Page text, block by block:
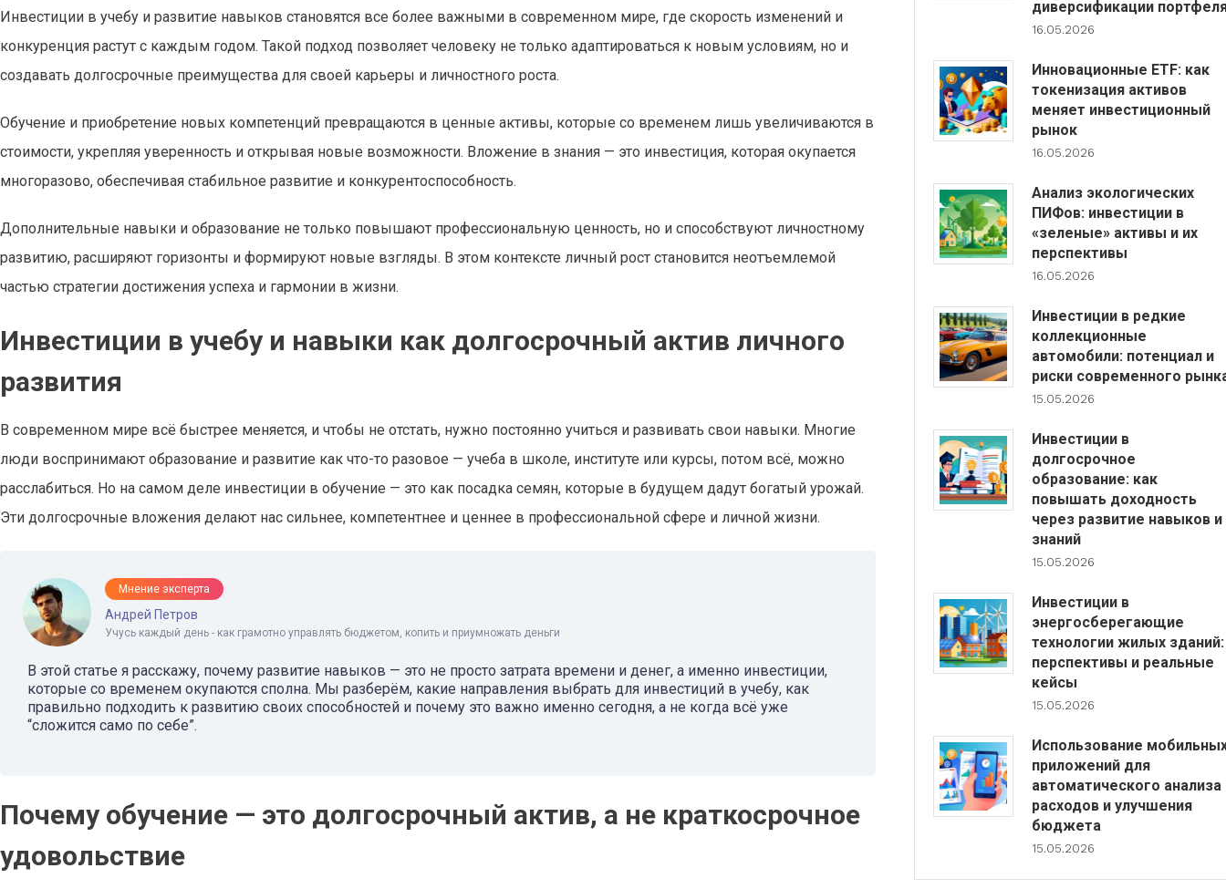
Инвестиции в учебу и развитие навыков становятся все более важными в современном мире, где скорость изменений и
конкуренция растут с каждым годом. Такой подход позволяет человеку не только адаптироваться к новым условиям, но и
создавать долгосрочные преимущества для своей карьеры и личностного роста.
Обучение и приобретение новых компетенций превращаются в ценные активы, которые со временем лишь увеличиваются в
стоимости, укрепляя уверенность и открывая новые возможности. Вложение в знания — это инвестиция, которая окупается
многоразово, обеспечивая стабильное развитие и конкурентоспособность.
Дополнительные навыки и образование не только повышают профессиональную ценность, но и способствуют личностному
развитию, расширяют горизонты и формируют новые взгляды. В этом контексте личный рост становится неотъемлемой
частью стратегии достижения успеха и гармонии в жизни.
Инвестиции в учебу и навыки как долгосрочный актив личного
развития
В современном мире всё быстрее меняется, и чтобы не отстать, нужно постоянно учиться и развивать свои навыки. Многие
люди воспринимают образование и развитие как что-то разовое — учеба в школе, институте или курсы, потом всё, можно
расслабиться. Но на самом деле инвестиции в обучение — это как посадка семян, которые в будущем дадут богатый урожай.
Эти долгосрочные вложения делают нас сильнее, компетентнее и ценнее в профессиональной сфере и личной жизни.
Мнение эксперта
Андрей Петров
Учусь каждый день - как грамотно управлять бюджетом, копить и приумножать деньги
В этой статье я расскажу, почему развитие навыков — это не просто затрата времени и денег, а именно инвестиции,
которые со временем окупаются сполна. Мы разберём, какие направления выбрать для инвестиций в учебу, как
правильно подходить к развитию своих способностей и почему это важно именно сегодня, а не когда всё уже
“сложится само по себе”.
Почему обучение — это долгосрочный актив, а не краткосрочное
удовольствие
диверсификации
16.05.2026
Инновационные ETF: как
токенизация активов
меняет инвестиционный
рынок
16.05.2026
Анализ экологических
ПИФов: инвестиции в
«зеленые» активы и их
перспективы
16.05.2026
Инвестиции в редкие
коллекционные
автомобили: потенциал и
риски современного
15.05.2026
Инвестиции в
долгосрочное
образование: как
повышать доходность
через развитие навыков и
знаний
15.05.2026
Инвестиции в
энергосберегающие
технологии жилых зданий:
перспективы и реальные
кейсы
15.05.2026
Использование
приложений для
автоматического анализа
расходов и улучшения
бюджета
15.05.2026